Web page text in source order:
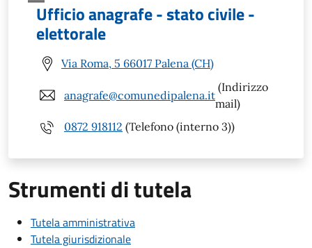
Ufficio anagrafe - stato civile -
elettorale
Via Roma, 5 66017 Palena (CH)
anagrafe@comunedipalena.it
(Indirizzo
mail)
0872 918112 (Telefono (interno 3))
Strumenti di tutela
Tutela amministrativa
Tutela giurisdizionale